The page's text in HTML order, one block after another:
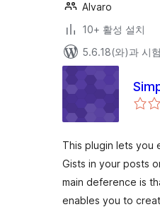
Alvaro
10+ 활성 설치
5.6.18(와)과 시
This plugin lets you
Gists in your posts
main deference is
enables you to